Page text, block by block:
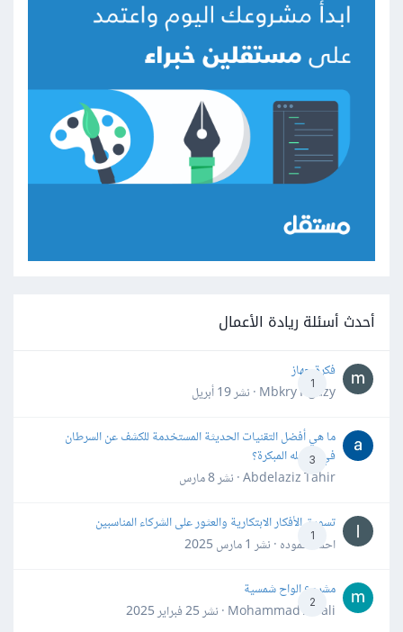
أحدث أسئلة ريادة الأعمال
1
فكرة جهاز
Mbkry Hgazy · نشر
19 أبريل
3
ما هي أفضل التقنيات الحديثة المستخدمة للكشف عن السرطان
في مراحله المبكرة؟
Abdelaziz Tahir · نشر
8 مارس
1
تسويق الأفكار الابتكارية والعثور على الشركاء المناسبين
احمد حموده · نشر 1 مارس 2025
2
مشروع الواح شمسية
Mohammad Awali · نشر
25 فبراير 2025